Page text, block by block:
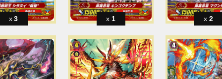
3 1 2